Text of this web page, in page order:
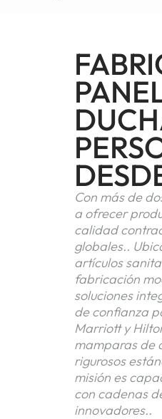
Con más de
a ofrecer
calidad
globales..
artículos
fabricación
soluciones
de confianza
Marriott y
mamparas de
rigurosos
misión es
con cadenas
innovadores..